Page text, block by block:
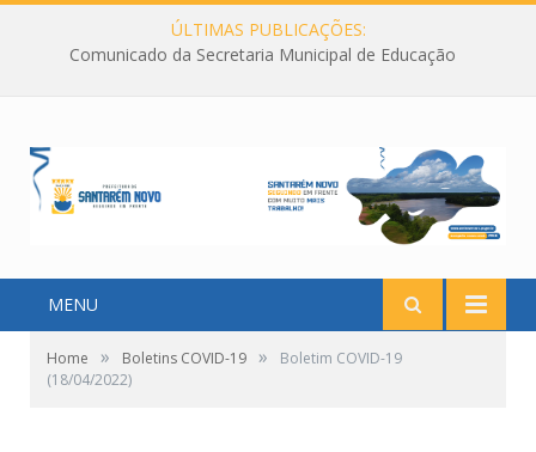
ÚLTIMAS PUBLICAÇÕES:
Comunicado da Secretaria Municipal de Educação
MENU
Home » Boletins COVID-19 »
Boletim COVID-19
(18/04/2022)